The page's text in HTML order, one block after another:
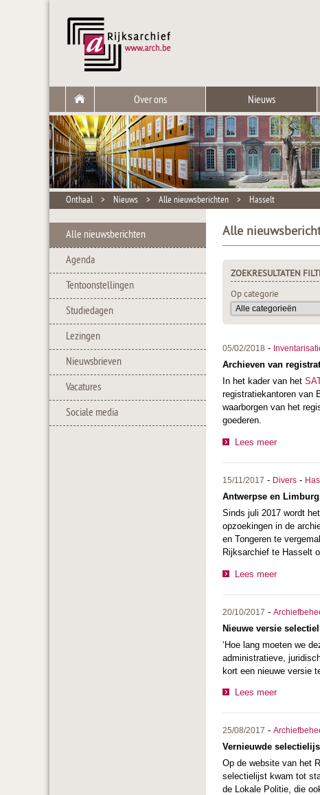
Over ons Nieuws
Onthaal > Nieuws > Alle nieuwsberichten > Hasselt
Alle nieuwsberichten
Agenda
Tentoonstellingen
Studiedagen
Lezingen
Nieuwsbrieven
Vacatures
Sociale media
Alle
ZOEKRESULTATEN
Op categorie
05/02/2018 -
Archieven van
In het kader van het
registratiekantoren van
waarborgen van het
goederen.
Lees meer
15/11/2017 - Divers -
Antwerpse en
Sinds juli 2017 wordt
opzoekingen in de
en Tongeren te
Rijksarchief te Hasselt
Lees meer
20/10/2017 -
Nieuwe versie
‘Hoe lang moeten we
administratieve,
kort een nieuwe versie
Lees meer
25/08/2017 -
Vernieuwde
Op de website van het
selectielijst kwam tot
de Lokale Politie, die